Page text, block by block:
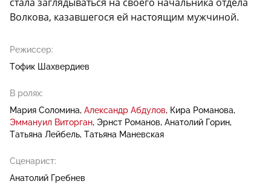
Волкова, казавшегося ей настоящим мужчиной.
Режиссер:
Тофик Шахвердиев
В ролях:
Мария Соломина Александр Абдулов
Кира Романова
Эммануил Виторган Эрнст Романов Анатолий Горин
Татьяна Лейбель Татьяна Маневская
Сценарист:
Анатолий Гребнев